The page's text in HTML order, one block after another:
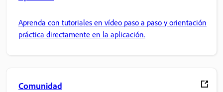
Aprenda con tutoriales en vídeo paso a paso y orientación
práctica directamente en la aplicación.
Comunidad